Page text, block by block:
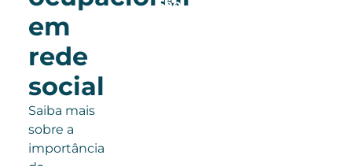
em
rede
social
Saiba mais
sobre a
importância
São